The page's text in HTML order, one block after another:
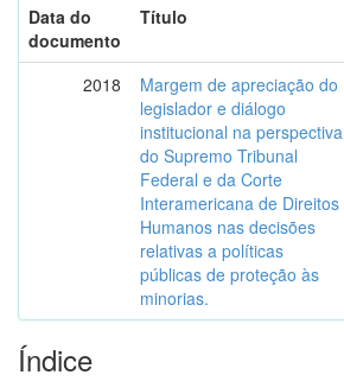
Data do
documento
Título
2018
Margem de apreciação do
legislador e diálogo
institucional na perspectiva
do Supremo Tribunal
Federal e da Corte
Interamericana de Direitos
Humanos nas decisões
relativas a políticas
públicas de proteção às
minorias.
Índice